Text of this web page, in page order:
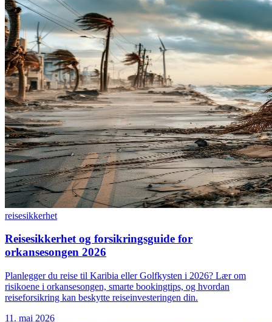
reisesikkerhet
Reisesikkerhet og forsikringsguide for
orkansesongen 2026
Planlegger du reise til Karibia eller Golfkysten i 2026? Lær om
risikoene i orkansesongen, smarte bookingtips, og hvordan
reiseforsikring kan beskytte reiseinvesteringen din.
11. mai 2026